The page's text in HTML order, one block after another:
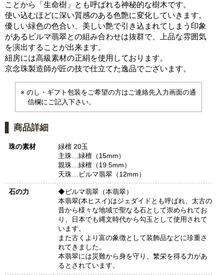
ことから「生命樹」とも呼ばれる神秘的な樹木です。
使い込むほどに深い質感のある色艶に変化していきます。
優しい緑色の色合い、美しい艶で引き込まれてしまう印象
があるビルマ翡翠との組み合わせは抜群で、上品な雰囲気
を演出することが出来ます。
紐房には高級素材の正絹を使用しております。
京念珠製造師が匠の技で仕立てた逸品でございます。
のし・ギフト包装をご希望の方はご連絡先入力画面の通
信欄にご記入下さい。
商品詳細
珠の素材
緑檀 20玉
主珠…緑檀（15mm）
親珠…緑檀（19.5mm）
天珠…ビルマ翡翠（12mm）
石の力
◆ビルマ翡翠（本翡翠）
本翡翠(本ヒスイ)はジェダイドとも呼ばれ、太古の
昔から様々な地域で聖なる石として崇められてお
り、日本でも縄文時代から勾玉として使用されて
います。
また古くより富の象徴として装飾品などに珍重さ
れてきました。
本翡翠には災難から身を守り、繁栄を得る力があ
るとされています。